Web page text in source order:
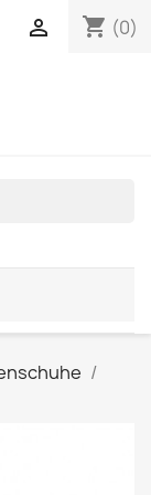
shopping_cart (0)
